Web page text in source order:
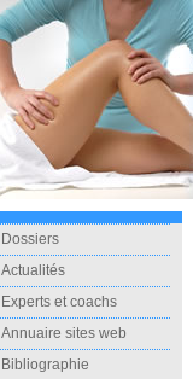
Dossiers
Actualités
Experts et coachs
Annuaire sites web
Bibliographie